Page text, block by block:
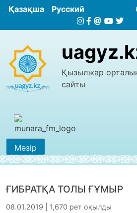
Қазақша Русский
Қызылжар
сайты
Мәзір
ҒИБРАТҚА ТОЛЫ ҒҰМЫР
08.01.2019 | 1,670 рет оқылды